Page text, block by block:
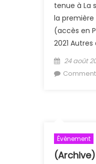
tenue à La
la
(accès en
2021
Posted on
24 août
Évènement